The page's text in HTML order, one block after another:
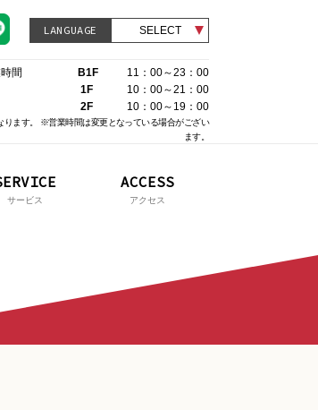
LANGUAGE SELECT
間 B1F
11：00～23：00
1F
10：00～21：00
2F
10：00～19：00
ります。 ※営業時間は変更となっている場合がござい
ます。
サービス
ACCESS
アクセス